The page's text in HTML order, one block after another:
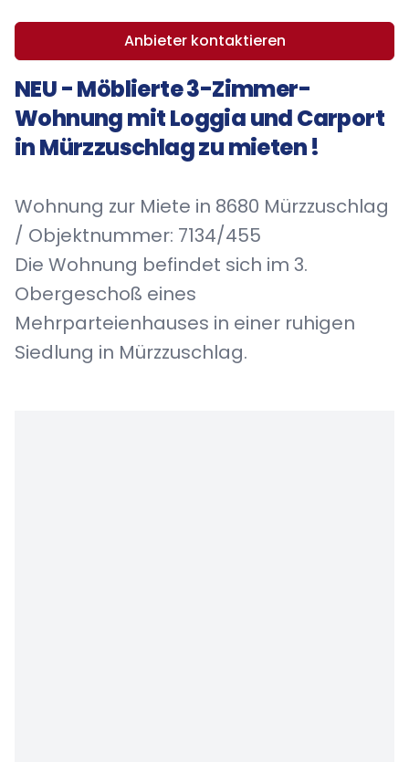
Anbieter kontaktieren
NEU - Möblierte 3-Zimmer-
Wohnung mit Loggia und Carport
in Mürzzuschlag zu mieten !
Wohnung zur Miete in 8680 Mürzzuschlag
/ Objektnummer: 7134/455
Die Wohnung befindet sich im 3.
Obergeschoß eines
Mehrparteienhauses in einer ruhigen
Siedlung in Mürzzuschlag.